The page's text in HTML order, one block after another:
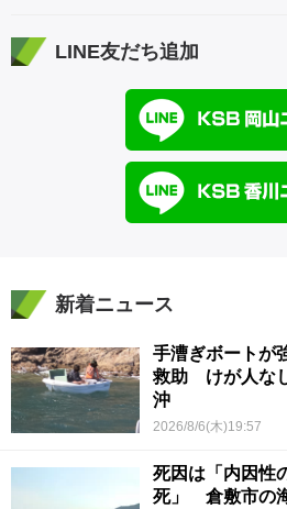
LINE友だち追加
新着ニュース
手漕ぎボートが
救助 けが人な
沖
2026/8/6(木)19:57
死因は「内因性
死」 倉敷市の